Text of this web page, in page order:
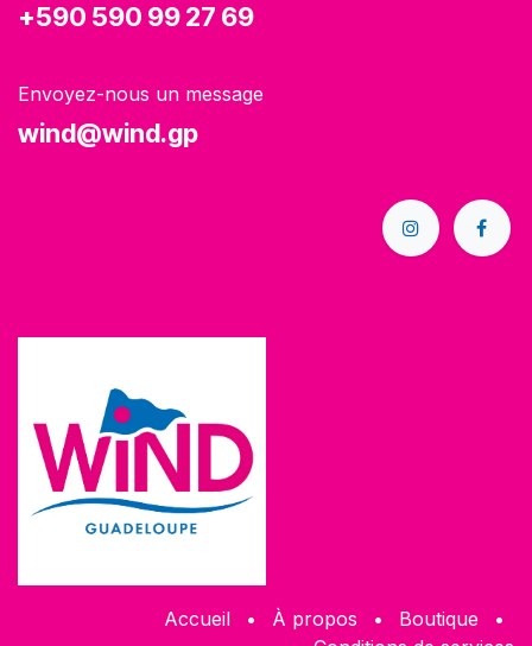
+590 590 99 27 69
Envoyez-nous un message
wind@wind.gp
Accueil • À propos • Boutique
•